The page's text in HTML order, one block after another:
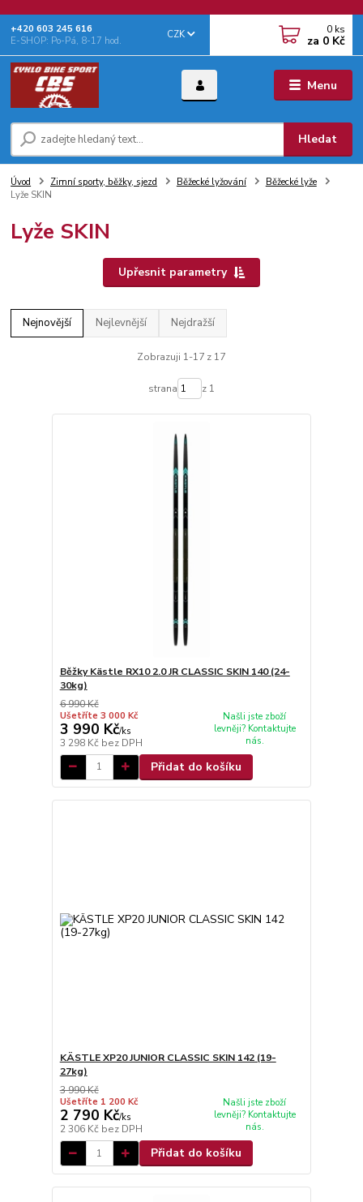
Menu
CZK
Hledat
+‭420 603 245 616‬
E-SHOP: Po-Pá, 8-17 hod.
0 ks
za 0 Kč
Úvod Zimní sporty, běžky, sjezd Běžecké lyžování
Běžecké lyže
Lyže SKIN
Lyže SKIN
Upřesnit parametry
Nejnovější Nejlevnější Nejdražší
Zobrazuji 1-17 z 17
strana z 1
Běžky Kästle RX10 2.0 JR CLASSIC SKIN 140 (24-
30kg)
6 990 Kč
Ušetříte 3 000 Kč
3 990 Kč/ks
3 298 Kč bez DPH
Našli jste zboží
levněji? Kontaktujte
nás.
Přidat do košíku
KÄSTLE XP20 JUNIOR CLASSIC SKIN 142 (19-
27kg)
3 990 Kč
Ušetříte 1 200 Kč
2 790 Kč/ks
2 306 Kč bez DPH
Našli jste zboží
levněji? Kontaktujte
nás.
Přidat do košíku